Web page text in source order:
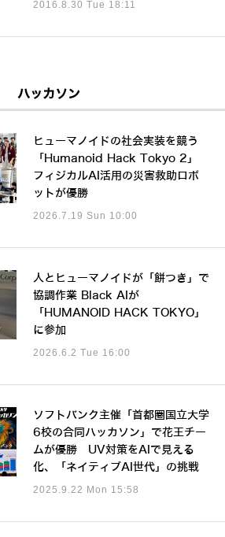
2016.8.30 Tue 18:11
ハッカソン
ヒューマノイドの社会実装を競う
「Humanoid Hack Tokyo 2」
フィジカルAI活用の災害救助ロボ
ットが優勝
2026.7.19 Sun 10:00
人とヒューマノイドが「餅つき」で
協調作業 Black AIが
「HUMANOID HACK TOKYO」
に参加
2026.6.2 Tue 16:00
ソフトバンク主催「首都圏国立大学
6校の合同ハッカソン」で花王チー
ムが優勝 UV対策をAIで見える
化、「ネイティブAI世代」の挑戦
2025.9.22 Mon 15:58